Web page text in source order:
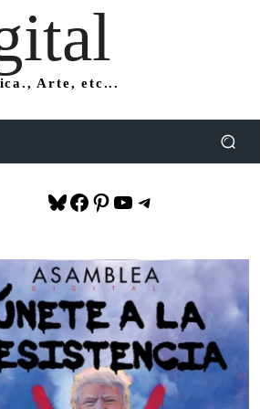
Arte, etc...
Bluesky
Facebook
Pinterest
YouTube
Telegram